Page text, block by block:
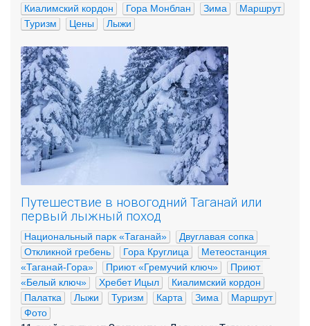
Киалимский кордон
Гора Монблан Зима
Маршрут
Туризм
Цены Лыжи
Путешествие в новогодний Таганай или
первый лыжный поход
Национальный парк «Таганай»
Двуглавая сопка
Откликной гребень
Гора Круглица
Метеостанция
«Таганай-Гора»
Приют «Гремучий ключ»
Приют
«Белый ключ»
Хребет Ицыл
Киалимский кордон
Палатка
Лыжи Туризм Карта Зима
Маршрут
Фото